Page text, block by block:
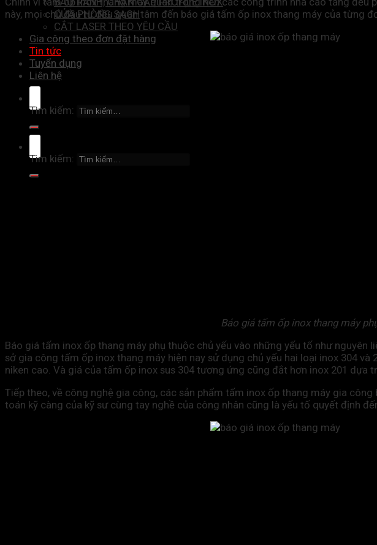
CỬA PHÒNG SẠCH
CẮT LASER THEO YÊU CẦU
Gia công theo đơn đặt hàng
Tin tức
Tuyển dụng
Liên hệ
Tìm kiếm:
Tìm kiếm:
này, mọi chủ đầu tư đều quan tâm đến báo giá tấm ốp inox thang máy của từng
Báo giá tấm ốp inox thang máy
Báo giá tấm inox ốp thang máy phụ thuộc chủ yếu vào những yếu tố như
sở gia công tấm ốp inox thang máy hiện nay sử dụng chủ yếu hai loại inox 304
niken cao. Và giá của tấm ốp inox sus 304 tương ứng cũng đắt hơn inox 201 dựa
Tiếp theo, về công nghệ gia công, các sản phẩm tấm inox ốp thang máy gia
toán kỹ càng của kỹ sư cùng tay nghề của công nhân cũng là yếu tố quyết định